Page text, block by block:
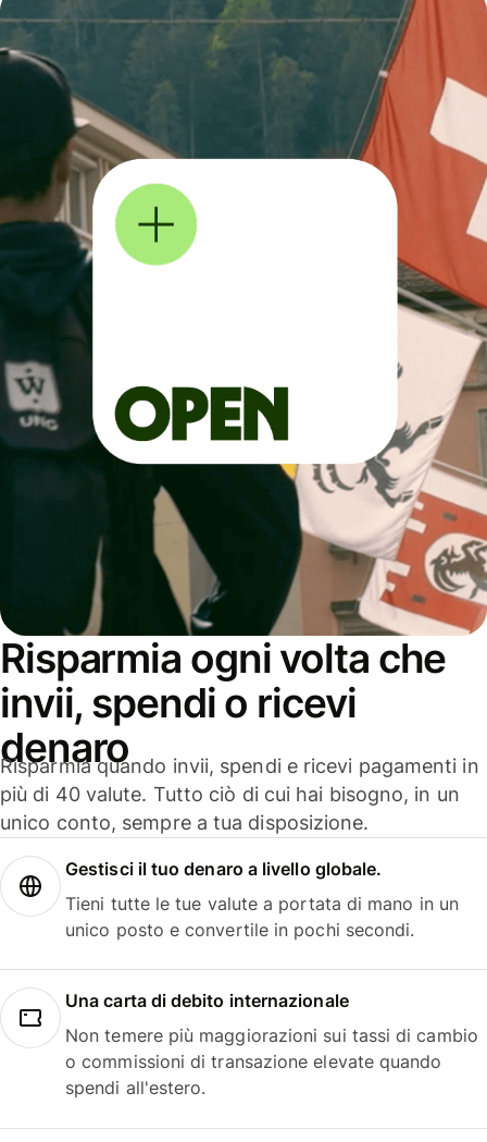
Risparmia ogni volta che
invii, spendi o ricevi
denaro
Risparmia quando invii, spendi e ricevi pagamenti in
più di 40 valute. Tutto ciò di cui hai bisogno, in un
unico conto, sempre a tua disposizione.
Gestisci il tuo denaro a livello globale.
Tieni tutte le tue valute a portata di mano in un
unico posto e convertile in pochi secondi.
Una carta di debito internazionale
Non temere più maggiorazioni sui tassi di cambio
o commissioni di transazione elevate quando
spendi all'estero.